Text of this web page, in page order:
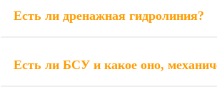
Есть ли дренажная гидролиния?
Есть ли БСУ и какое оно,